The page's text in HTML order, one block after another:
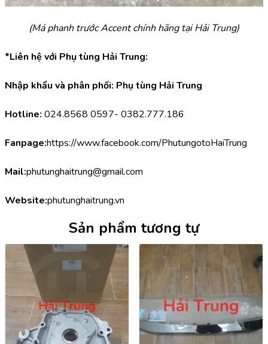
(Má phanh trước Accent chính hãng tại Hải Trung)
*Liên hệ với Phụ tùng Hải Trung:
Nhập khẩu và phân phối: Phụ tùng Hải Trung
Hotline: 024.8568 0597- 0382.777.186
Fanpage:https://www.facebook.com/PhutungotoHaiTrung
Mail:phutunghaitrung@gmail.com
Website:phutunghaitrung.vn
Sản phẩm tương tự